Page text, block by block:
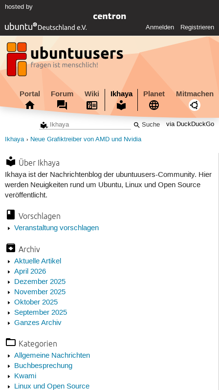
hosted by
Anmelden Registrieren
Portal Forum Wiki Ikhaya Planet Mitmachen
via DuckDuckGo
Ikhaya Neue Grafiktreiber von AMD und Nvidia
Über Ikhaya
Ikhaya ist der Nachrichtenblog der ubuntuusers-Community. Hier
werden Neuigkeiten rund um Ubuntu, Linux und Open Source
veröffentlicht.
Vorschlagen
Veranstaltung vorschlagen
Archiv
Aktuelle Artikel
April 2026
Dezember 2025
November 2025
Oktober 2025
September 2025
Ganzes Archiv
Kategorien
Allgemeine Nachrichten
Buchbesprechung
Kwami
Linux und Open Source